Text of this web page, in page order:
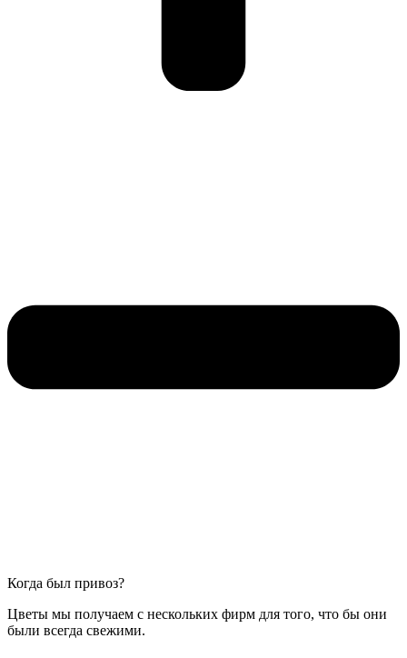
Когда был привоз?
Цветы мы получаем с нескольких фирм для того, что бы они
были всегда свежими.